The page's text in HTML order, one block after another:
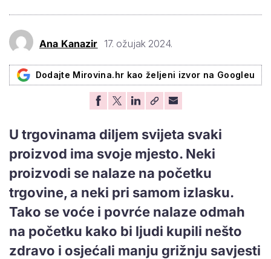
Ana Kanazir 17. ožujak 2024.
Dodajte Mirovina.hr kao željeni izvor na Googleu
U trgovinama diljem svijeta svaki
proizvod ima svoje mjesto. Neki
proizvodi se nalaze na početku
trgovine, a neki pri samom izlasku.
Tako se voće i povrće nalaze odmah
na početku kako bi ljudi kupili nešto
zdravo i osjećali manju grižnju savjesti